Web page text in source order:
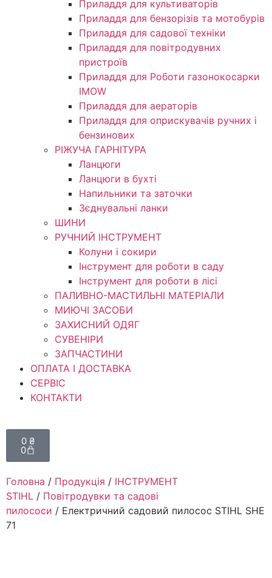
Приладдя для культиваторів
Приладдя для бензорізів та мотобурів
Приладдя для садової техніки
Приладдя для повітродувних
пристроїв
Приладдя для Роботи газонокосарки
IMOW
Приладдя для аераторів
Приладдя для оприскувачів ручних і
бензинових
РІЖУЧА ГАРНІТУРА
Ланцюги
Ланцюги в бухті
Напильники та заточки
Зєднувальні ланки
ШИНИ
РУЧНИЙ ІНСТРУМЕНТ
Колуни і сокири
Інструмент для роботи в саду
Інструмент для роботи в лісі
ПАЛИВНО-МАСТИЛЬНІ МАТЕРІАЛИ
МИЮЧІ ЗАСОБИ
ЗАХИСНИЙ ОДЯГ
СУВЕНІРИ
ЗАПЧАСТИНИ
ОПЛАТА І ДОСТАВКА
СЕРВІС
КОНТАКТИ
0 ₴
0
Головна / Продукція / ІНСТРУМЕНТ
STIHL / Повітродувки та садові
пилососи / Електричний садовий пилосос STIHL SHE
71